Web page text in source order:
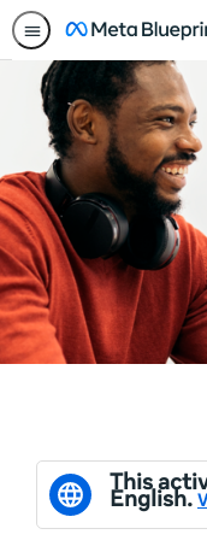
This
English.